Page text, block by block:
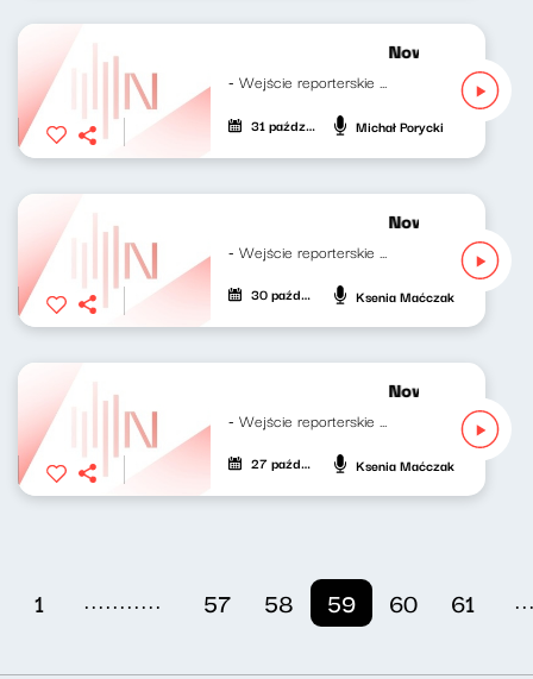
Nowy Świat po
- Wejście reporterskie Klaudiusza...
31 października 2023 Michał Porycki
Nowy Świat po
30 października 2023 Ksenia Maćczak
Nowy Świat po
27 października 2023 Ksenia Maćczak
1 ........... 57 58 59 60 61